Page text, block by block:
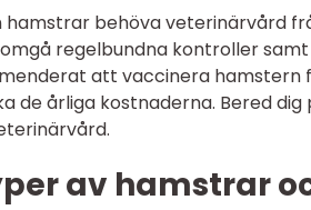
hamstrar behöva veterinärvård
regelbundna kontroller
att vaccinera hamstern
de årliga kostnaderna. Bered dig
av hamstrar